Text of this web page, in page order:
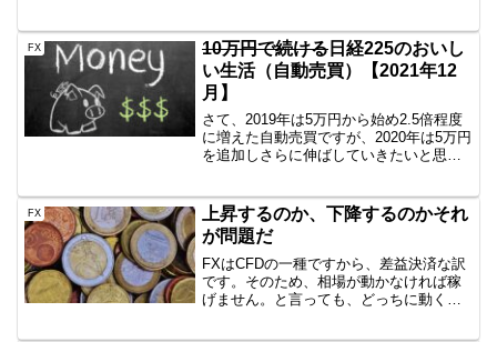
FX 10万円で続ける 日経225のおいし
い生活（自動売買）【2021年12
月】
さて、2019年は5万円から始め2.5倍程度
に増えた自動売買ですが、2020年は5万円
を追加しさらに伸ばしていきたいと思い
んかで日経225買えるわけないでしょ？
頭...
FX
上昇するのか、下降するのかそれ
が問題だ
FXはCFDの一種ですから、差益決済な訳
です。そのため、相場が動かなければ稼
げません。と言っても、どっちに動くの